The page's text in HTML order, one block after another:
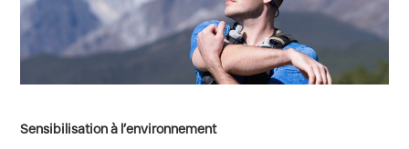
Sensibilisation à l’environnement